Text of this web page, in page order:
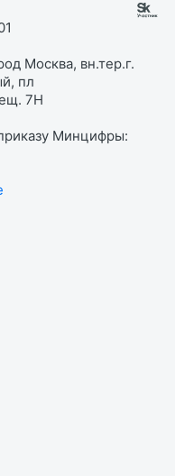
Москва, вн.тер.г.
пл
7Н
Минцифры: